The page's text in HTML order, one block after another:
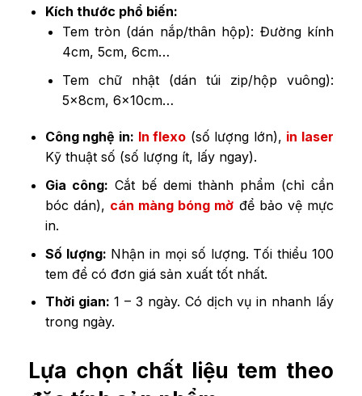
Kích thước phổ biến:
Tem tròn (dán nắp/thân hộp): Đường kính
4cm, 5cm, 6cm…
Tem chữ nhật (dán túi zip/hộp vuông):
5x8cm, 6x10cm…
Công nghệ in: In flexo (số lượng lớn), in laser
Kỹ thuật số (số lượng ít, lấy ngay).
Gia công: Cắt bế demi thành phẩm (chỉ cần
bóc dán), cán màng bóng mờ để bảo vệ mực
in.
Số lượng: Nhận in mọi số lượng. Tối thiểu 100
tem để có đơn giá sản xuất tốt nhất.
Thời gian: 1 – 3 ngày. Có dịch vụ in nhanh lấy
trong ngày.
Lựa chọn chất liệu tem theo